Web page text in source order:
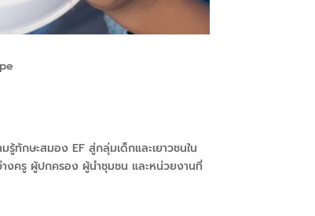
รู้ทักษะสมอง EF สู่กลุ่มเด็กและเยาวชนใน
างครู ผู้ปกครอง ผู้นำชุมชน และหน่วยงานที่